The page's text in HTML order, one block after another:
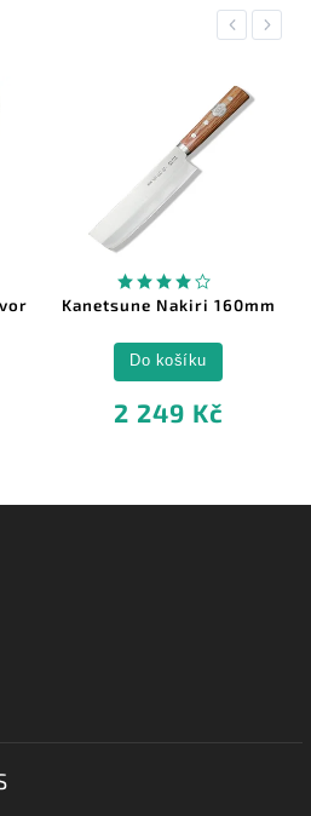
Previous
Kanetsune Nakiri 160mm
2 249 Kč
Do košíku
Next